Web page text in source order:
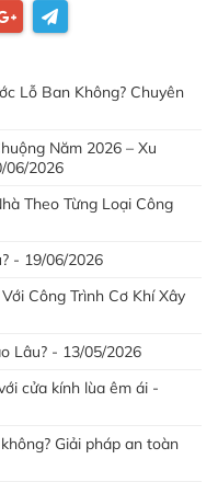
Lỗ Ban Không? Chuyên
Năm 2026 – Xu
06/2026
Theo Từng Loại Công
- 19/06/2026
Công Trình Cơ Khí Xây
Lâu? - 13/05/2026
cửa kính lùa êm ái -
Giải pháp an toàn